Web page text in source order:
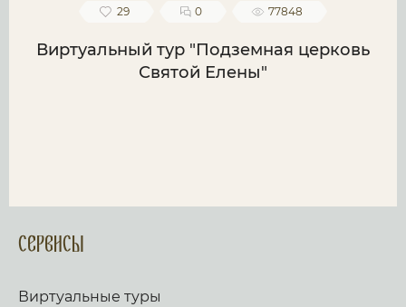
29 0 77848
Виртуальный тур "Подземная церковь
Святой Елены"
Сервисы
Виртуальные туры